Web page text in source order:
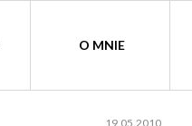
O MNIE
19.05.2010